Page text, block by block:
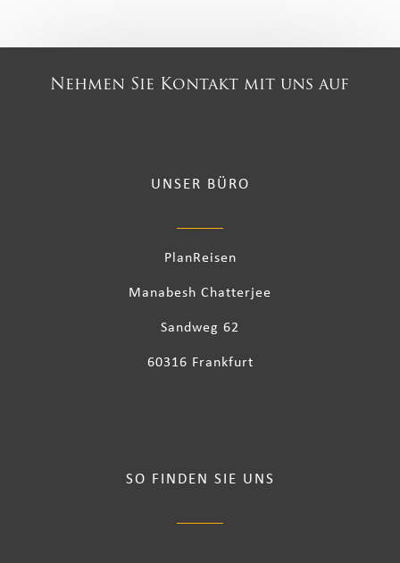
Nehmen Sie Kontakt mit uns auf
UNSER BÜRO
PlanReisen
Manabesh Chatterjee
Sandweg 62
60316 Frankfurt
SO FINDEN SIE UNS